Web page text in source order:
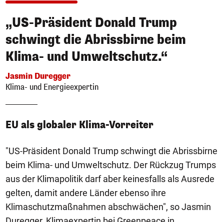
„US-Präsident Donald Trump
schwingt die Abrissbirne beim
Klima- und Umweltschutz.“
Jasmin Duregger
Klima- und Energieexpertin
EU als globaler Klima-Vorreiter
"US-Präsident Donald Trump schwingt die Abrissbirne
beim Klima- und Umweltschutz. Der Rückzug Trumps
aus der Klimapolitik darf aber keinesfalls als Ausrede
gelten, damit andere Länder ebenso ihre
Klimaschutzmaßnahmen abschwächen", so Jasmin